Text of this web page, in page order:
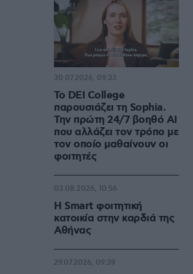
Το DEI College
παρουσιάζει τη Sophia.
Την πρώτη 24/7 βοηθό AI
που αλλάζει τον τρόπο με
τον οποίο μαθαίνουν οι
φοιτητές
30.07.2026, 09:33
Η Smart φοιτητική
κατοικία στην καρδιά της
Αθήνας
03.08.2026, 10:56
29.07.2026, 09:39